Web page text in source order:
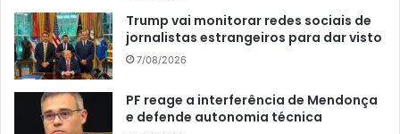
Trump vai monitorar redes sociais de
jornalistas estrangeiros para dar visto
7/08/2026
PF reage a interferência de Mendonça
e defende autonomia técnica